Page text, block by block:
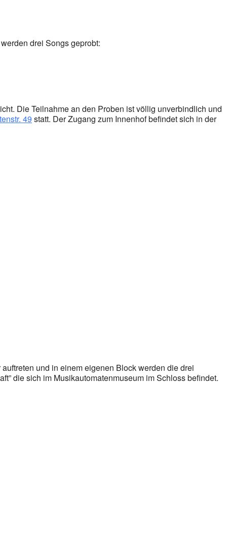
drei Songs geprobt:
Die Teilnahme an den Proben ist völlig unverbindlich und
49 statt. Der Zugang zum Innenhof befindet sich in der
und in einem eigenen Block werden die drei
die sich im Musikautomatenmuseum im Schloss befindet.